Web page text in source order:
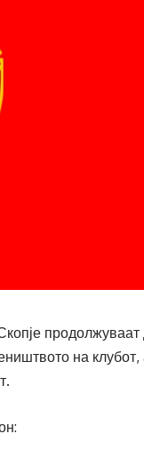
продолжуваат
на